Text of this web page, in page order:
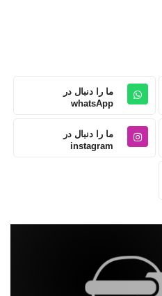
ما را دنبال در
whatsApp
ما را دنبال در
instagram